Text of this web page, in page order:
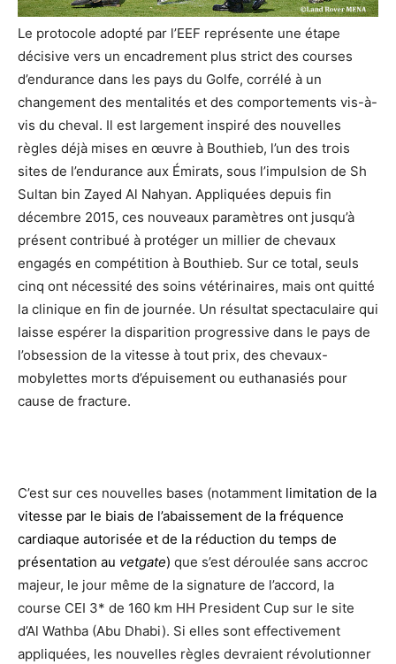
Le protocole adopté par l’EEF représente une étape
décisive vers un encadrement plus strict des courses
d’endurance dans les pays du Golfe, corrélé à un
changement des mentalités et des comportements vis-à-
vis du cheval. Il est largement inspiré des nouvelles
règles déjà mises en œuvre à Bouthieb, l’un des trois
sites de l’endurance aux Émirats, sous l’impulsion de Sh
Sultan bin Zayed Al Nahyan. Appliquées depuis fin
décembre 2015, ces nouveaux paramètres ont jusqu’à
présent contribué à protéger un millier de chevaux
engagés en compétition à Bouthieb. Sur ce total, seuls
cinq ont nécessité des soins vétérinaires, mais ont quitté
la clinique en fin de journée. Un résultat spectaculaire qui
laisse espérer la disparition progressive dans le pays de
l’obsession de la vitesse à tout prix, des chevaux-
mobylettes morts d’épuisement ou euthanasiés pour
cause de fracture.
C’est sur ces nouvelles bases (notamment limitation de la
vitesse par le biais de l’abaissement de la fréquence
cardiaque autorisée et de la réduction du temps de
présentation au vetgate) que s’est déroulée sans accroc
majeur, le jour même de la signature de l’accord, la
course CEI 3* de 160 km HH President Cup sur le site
d’Al Wathba (Abu Dhabi). Si elles sont effectivement
appliquées, les nouvelles règles devraient révolutionner